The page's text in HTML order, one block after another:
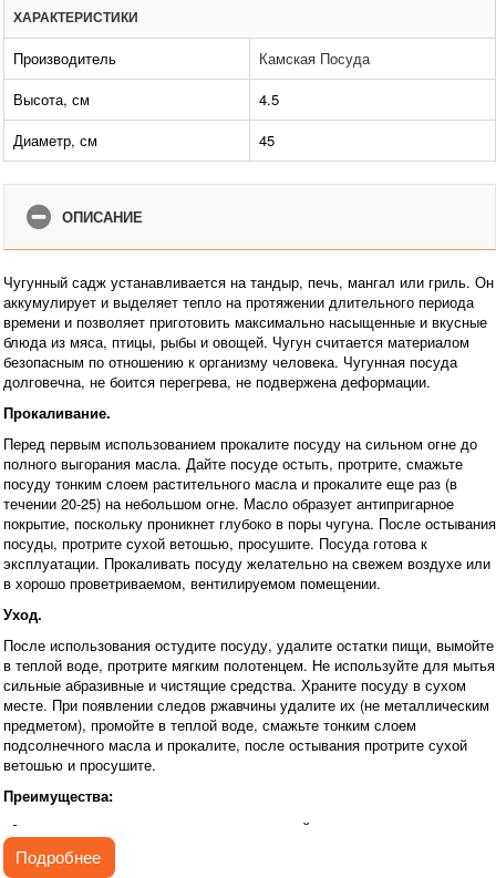
ХАРАКТЕРИСТИКИ
Производитель
Камская Посуда
Высота, см
4.5
Диаметр, см
45
ОПИСАНИЕ
Чугунный садж устанавливается на тандыр, печь, мангал или гриль. Он
аккумулирует и выделяет тепло на протяжении длительного периода
времени и позволяет приготовить максимально насыщенные и вкусные
блюда из мяса, птицы, рыбы и овощей. Чугун считается материалом
безопасным по отношению к организму человека. Чугунная посуда
долговечна, не боится перегрева, не подвержена деформации.
Прокаливание.
Перед первым использованием прокалите посуду на сильном огне до
полного выгорания масла. Дайте посуде остыть, протрите, смажьте
посуду тонким слоем растительного масла и прокалите еще раз (в
течении 20-25) на небольшом огне. Масло образует антипригарное
покрытие, поскольку проникнет глубоко в поры чугуна. После остывания
посуды, протрите сухой ветошью, просушите. Посуда готова к
эксплуатации. Прокаливать посуду желательно на свежем воздухе или
в хорошо проветриваемом, вентилируемом помещении.
Уход.
После использования остудите посуду, удалите остатки пищи, вымойте
в теплой воде, протрите мягким полотенцем. Не используйте для мытья
сильные абразивные и чистящие средства. Храните посуду в сухом
месте. При появлении следов ржавчины удалите их (не металлическим
предметом), промойте в теплой воде, смажьте тонким слоем
подсолнечного масла и прокалите, после остывания протрите сухой
ветошью и просушите.
Преимущества:
повышенная долговечность и износостойкость;
природное антипригарное покрытие;
высокая теплопроводность и эргономичность;
Подробнее